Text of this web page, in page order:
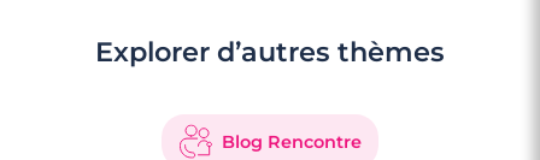
Explorer d’autres thèmes
Blog Rencontre